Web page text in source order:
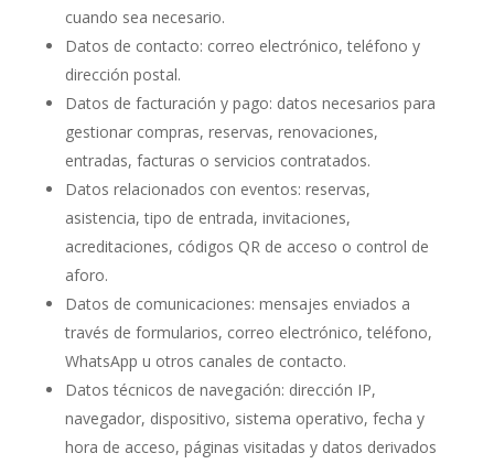
cuando sea necesario.
Datos de contacto: correo electrónico, teléfono y
dirección postal.
Datos de facturación y pago: datos necesarios para
gestionar compras, reservas, renovaciones,
entradas, facturas o servicios contratados.
Datos relacionados con eventos: reservas,
asistencia, tipo de entrada, invitaciones,
acreditaciones, códigos QR de acceso o control de
aforo.
Datos de comunicaciones: mensajes enviados a
través de formularios, correo electrónico, teléfono,
WhatsApp u otros canales de contacto.
Datos técnicos de navegación: dirección IP,
navegador, dispositivo, sistema operativo, fecha y
hora de acceso, páginas visitadas y datos derivados